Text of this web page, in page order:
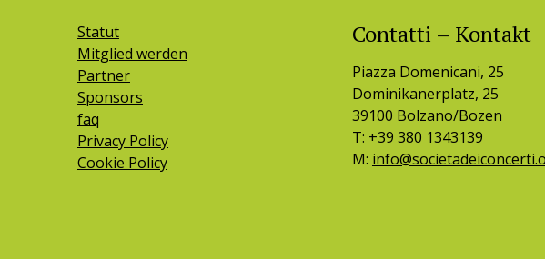
Statut
Mitglied werden
Partner
Sponsors
faq
Privacy Policy
Cookie Policy
Contatti – Kontakt
Piazza Domenicani, 25
Dominikanerplatz, 25
39100 Bolzano/Bozen
T: +39 380 1343139
M: